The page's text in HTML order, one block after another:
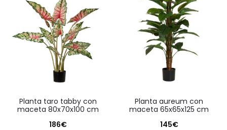
planta taro tabby con
maceta 80x70x100 cm
186€
planta aureum con
maceta 65x65x125 cm
145€